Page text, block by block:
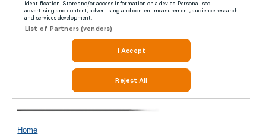
Home